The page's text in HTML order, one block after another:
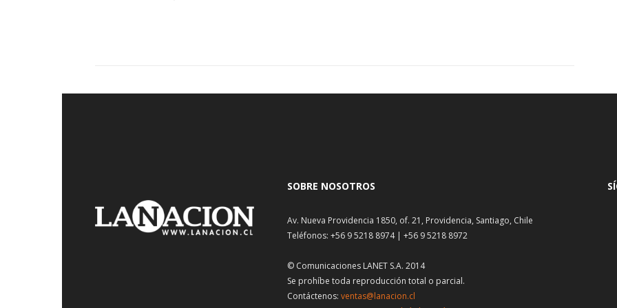
SOBRE NOSOTROS
Av. Nueva Providencia 1850, of. 21, Providencia, Santiago, Chile
Teléfonos: +56 9 5218 8974 | +56 9 5218 8972
© Comunicaciones LANET S.A. 2014
Se prohíbe toda reproducción total o parcial.
Contáctenos: ventas@lanacion.cl